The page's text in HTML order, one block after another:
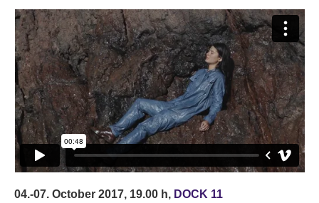
-
MOVEMENT
ART
FILM
Festival
Berlin
04.-07. October 2017, 19.00 h, DOCK 11